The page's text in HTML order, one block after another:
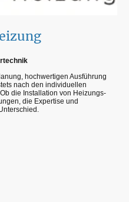
hochwertigen Ausführung
nach den individuellen
die Installation von Heizungs-
die Expertise und